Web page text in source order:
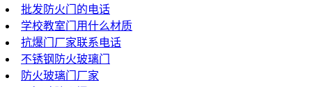
批发防火门的电话
学校教室门用什么材质
抗爆门厂家联系电话
不锈钢防火玻璃门
防火玻璃门厂家